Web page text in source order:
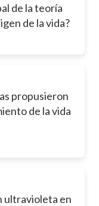
de la teoría
de la vida?
propusieron
de la vida
ultravioleta en